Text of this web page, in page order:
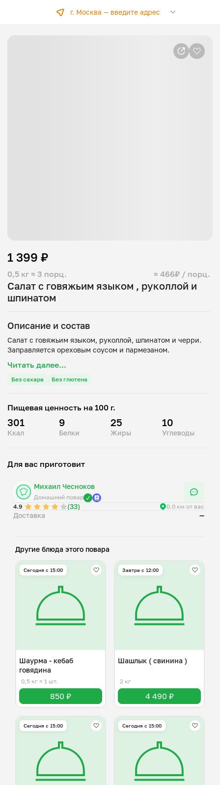
г. Москва —введите адрес
Салат с говяжьим языком , руколлой и
шпинатом
0,5 кг ≈ 3 порц. ≈ 466₽ / порц.
1 399 ₽
Описание и состав
Салат с говяжьим языком, руколлой, шпинатом и черри.
Читать далее...
Без сахара Без глютена
Пищевая ценность на 100 г.
301
Ккал
9
Белки
25
Жиры
10
Углеводы
Для вас приготовит
Михаил Чесноков
Домашний повар
4.9
(33) 0.0 км от вас
Доставка —
Другие блюда этого повара
Сегодня с 15:00
Шаурма - кебаб
говядина
0,5 кг ≈ 1 шт.
850 ₽
Завтра c 12:00
Шашлык ( свинина )
2 кг
4 490 ₽
Сегодня с 15:00 Сегодня с 15:00